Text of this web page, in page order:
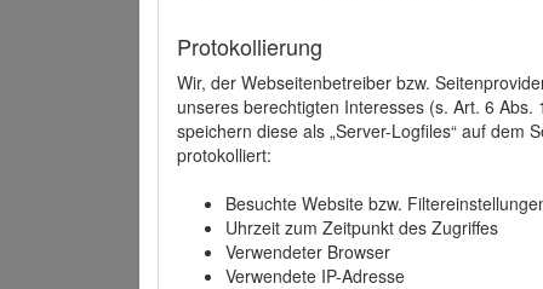
Protokollierung
Wir, der Webseitenbetreiber bzw.
unseres berechtigten Interesses (s. Art. 6
speichern diese als „Server-Logfiles“ auf dem
protokolliert:
Besuchte Website bzw.
Uhrzeit zum Zeitpunkt des Zugriffes
Verwendeter Browser
Verwendete IP-Adresse